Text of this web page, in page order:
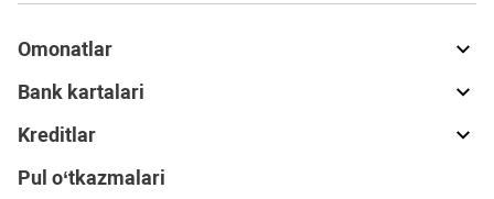
Omonatlar
Bank kartalari
Kreditlar
Pul o‘tkazmalari